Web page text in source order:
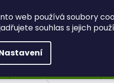
web používá soubory
souhlas s jejich